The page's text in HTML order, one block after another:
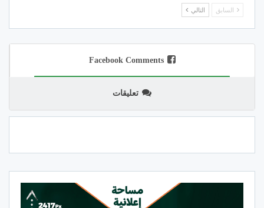
السابق التالي
Facebook Comments
تعليقات